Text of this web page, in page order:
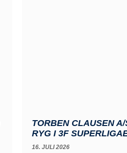
TORBEN CLAUSEN
RYG I 3F
16. JULI 2026